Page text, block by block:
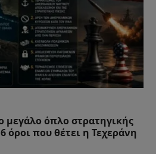
μεγάλο όπλο στρατηγικής
όροι που θέτει η Τεχεράνη